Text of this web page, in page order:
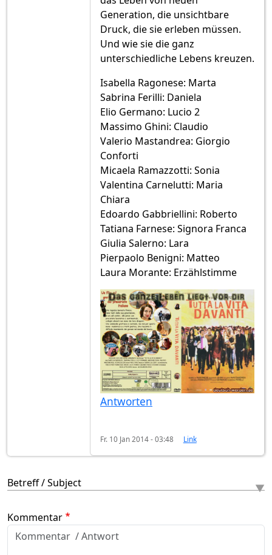
Generation, die unsichtbare
Druck, die sie erleben müssen.
Und wie sie die ganz
unterschiedliche Lebens kreuzen.
Isabella Ragonese: Marta
Sabrina Ferilli: Daniela
Elio Germano: Lucio 2
Massimo Ghini: Claudio
Valerio Mastandrea: Giorgio
Conforti
Micaela Ramazzotti: Sonia
Valentina Carnelutti: Maria
Chiara
Edoardo Gabbriellini: Roberto
Tatiana Farnese: Signora Franca
Giulia Salerno: Lara
Pierpaolo Benigni: Matteo
Laura Morante: Erzählstimme
Antworten
Fr. 10 Jan 2014 - 03:48 Link
Betreff / Subject
Kommentar